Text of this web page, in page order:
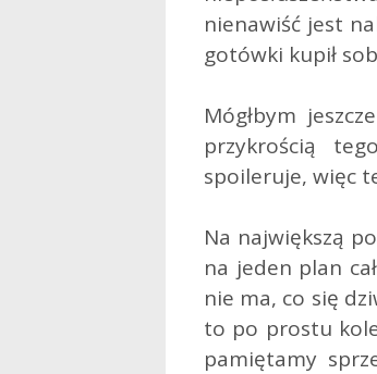
nienawiść jest
gotówki kupił
Mógłbym
przykrością
spoileruje, więc
Na największą
na jeden plan
nie ma, co się
to po prostu
pamiętamy